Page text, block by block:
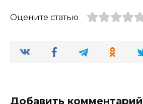
Оцените статью
Добавить комментарий